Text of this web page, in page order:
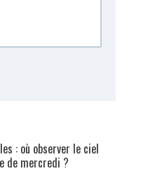
: où observer le ciel
de mercredi ?